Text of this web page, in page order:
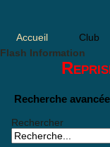
Accueil Club
Flash Information
Recherche avancée
Rechercher